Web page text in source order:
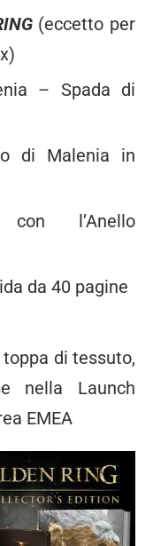
(eccetto per
– Spada di
di Malenia in
con l’Anello
da 40 pagine
di tessuto,
nella Launch
EMEA